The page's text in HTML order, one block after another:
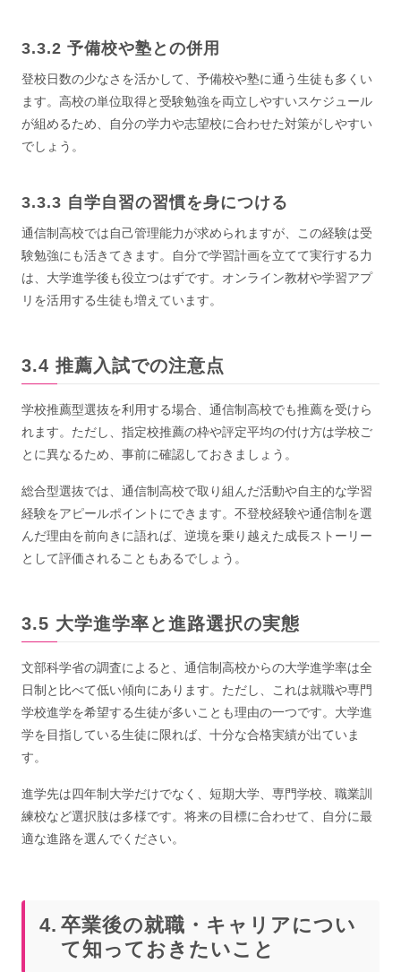
予備校や塾との併用
登校日数の少なさを活かして、予備校や塾に通う生徒も多くい
ます。高校の単位取得と受験勉強を両立しやすいスケジュール
が組めるため、自分の学力や志望校に合わせた対策がしやすい
でしょう。
自学自習の習慣を身につける
通信制高校では自己管理能力が求められますが、この経験は受
験勉強にも活きてきます。自分で学習計画を立てて実行する力
は、大学進学後も役立つはずです。オンライン教材や学習アプ
リを活用する生徒も増えています。
推薦入試での注意点
学校推薦型選抜を利用する場合、通信制高校でも推薦を受けら
れます。ただし、指定校推薦の枠や評定平均の付け方は学校ご
とに異なるため、事前に確認しておきましょう。
総合型選抜では、通信制高校で取り組んだ活動や自主的な学習
経験をアピールポイントにできます。不登校経験や通信制を選
んだ理由を前向きに語れば、逆境を乗り越えた成長ストーリー
として評価されることもあるでしょう。
大学進学率と進路選択の実態
文部科学省の調査によると、通信制高校からの大学進学率は全
日制と比べて低い傾向にあります。ただし、これは就職や専門
学校進学を希望する生徒が多いことも理由の一つです。大学進
学を目指している生徒に限れば、十分な合格実績が出ていま
す。
進学先は四年制大学だけでなく、短期大学、専門学校、職業訓
練校など選択肢は多様です。将来の目標に合わせて、自分に最
適な進路を選んでください。
卒業後の就職・キャリアについ
て知っておきたいこと